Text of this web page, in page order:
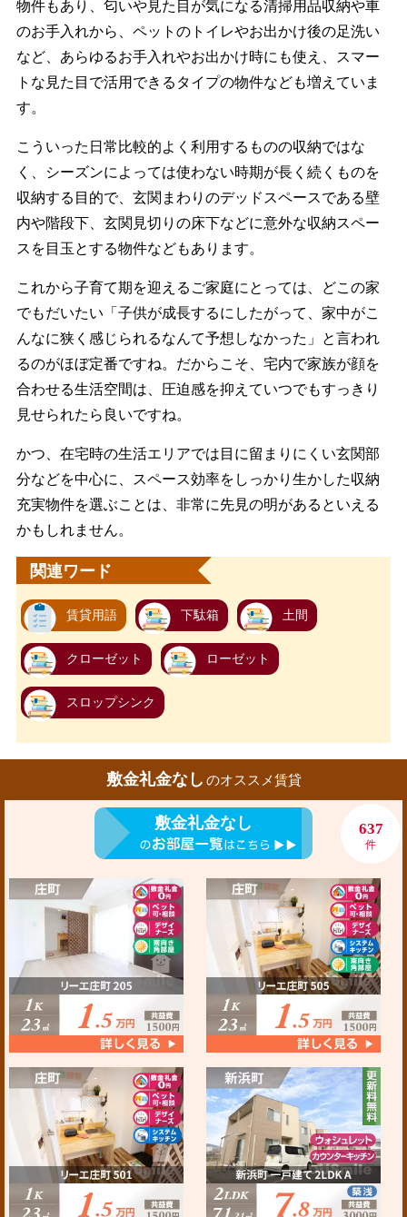
物件もあり、匂いや見た目が気になる清掃用品収納や車
のお手入れから、ペットのトイレやお出かけ後の足洗い
など、あらゆるお手入れやお出かけ時にも使え、スマー
トな見た目で活用できるタイプの物件なども増えていま
す。
こういった日常比較的よく利用するものの収納ではな
く、シーズンによっては使わない時期が長く続くものを
収納する目的で、玄関まわりのデッドスペースである壁
内や階段下、玄関見切りの床下などに意外な収納スペー
スを目玉とする物件などもあります。
これから子育て期を迎えるご家庭にとっては、どこの家
でもだいたい「子供が成長するにしたがって、家中がこ
んなに狭く感じられるなんて予想しなかった」と言われ
るのがほぼ定番ですね。だからこそ、宅内で家族が顔を
合わせる生活空間は、圧迫感を抑えていつでもすっきり
見せられたら良いですね。
かつ、在宅時の生活エリアでは目に留まりにくい玄関部
分などを中心に、スペース効率をしっかり生かした収納
充実物件を選ぶことは、非常に先見の明があるといえる
かもしれません。
関連ワード
賃貸用語 下駄箱 土間
クローゼット ローゼット
スロップシンク
敷金礼金なし のオススメ賃貸
敷金礼金なし 637
件